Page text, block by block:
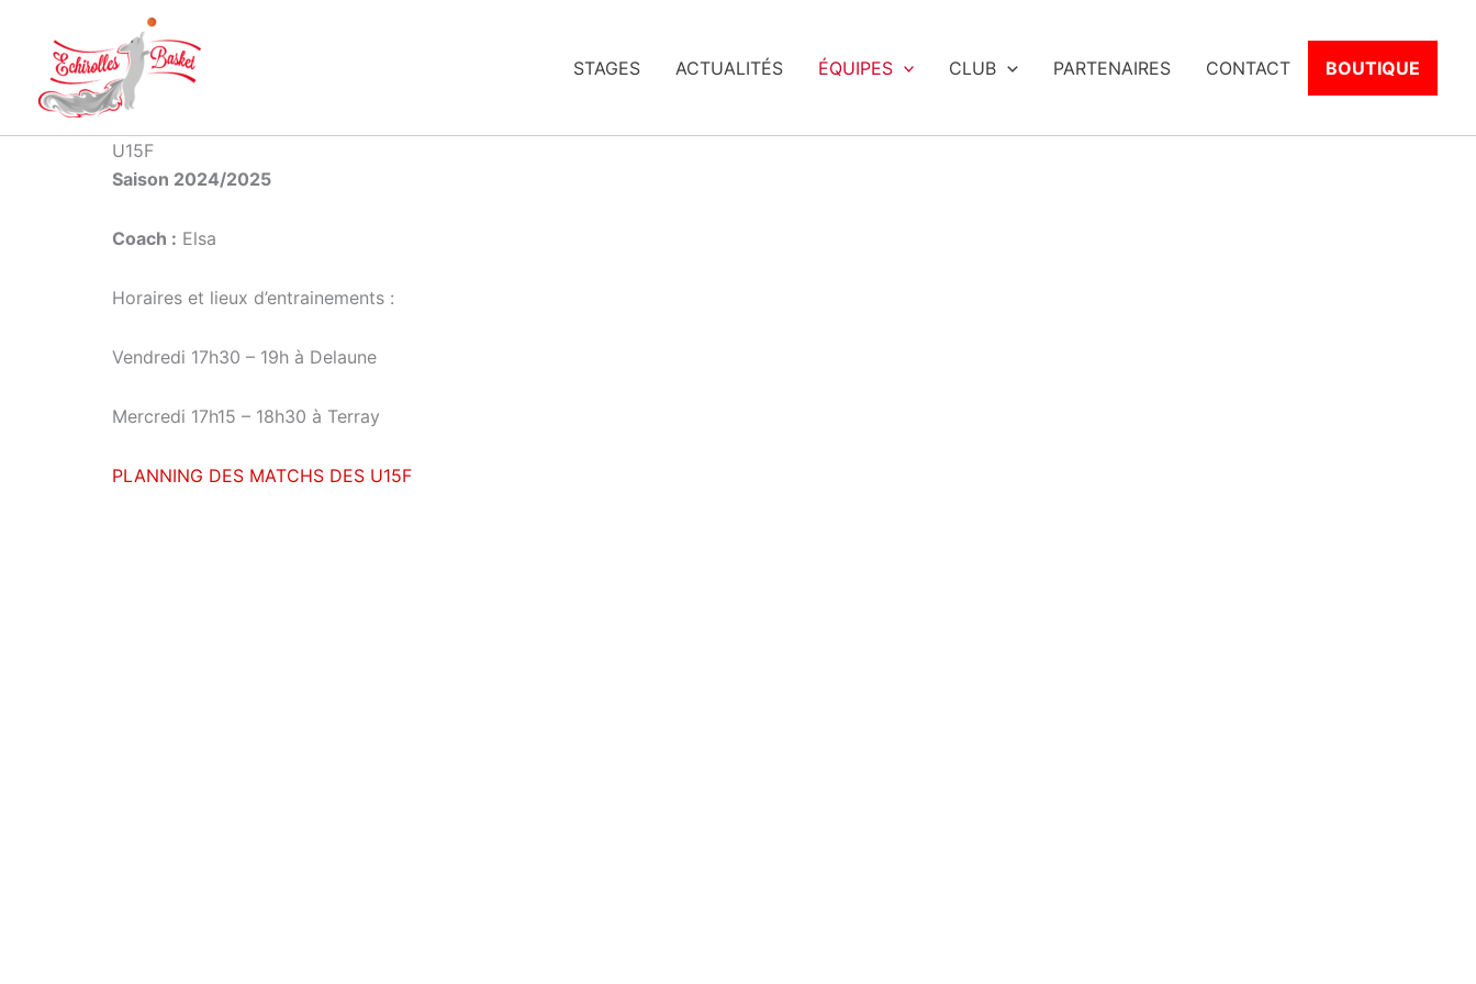
contenu
STAGES ACTUALITÉS ÉQUIPES CLUB PARTENAIRES CONTACT BOUTIQUE
U15F
Saison 2024/2025
Coach : Elsa
Horaires et lieux d’entrainements :
Vendredi 17h30 – 19h à Delaune
Mercredi 17h15 – 18h30 à Terray
PLANNING DES MATCHS DES U15F